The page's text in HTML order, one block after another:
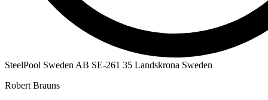
SteelPool Sweden AB SE-261 35 Landskrona Sweden
Robert Brauns